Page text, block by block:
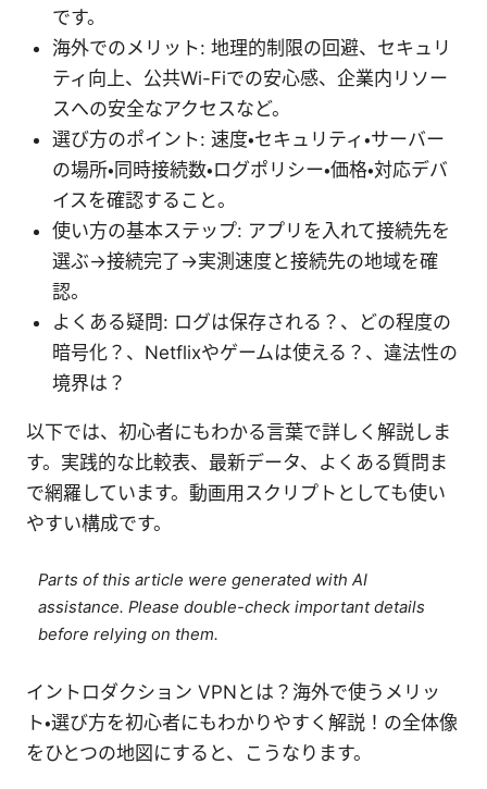
です。
海外でのメリット: 地理的制限の回避、セキュリ
ティ向上、公共Wi-Fiでの安心感、企業内リソー
スへの安全なアクセスなど。
選び方のポイント: 速度・セキュリティ・サーバー
の場所・同時接続数・ログポリシー・価格・対応デバ
イスを確認すること。
使い方の基本ステップ: アプリを入れて接続先を
選ぶ→接続完了→実測速度と接続先の地域を確
認。
よくある疑問: ログは保存される？、どの程度の
暗号化？、Netflixやゲームは使える？、違法性の
境界は？
以下では、初心者にもわかる言葉で詳しく解説しま
す。実践的な比較表、最新データ、よくある質問ま
で網羅しています。動画用スクリプトとしても使い
やすい構成です。
Parts of this article were generated with AI
assistance. Please double-check important details
before relying on them.
イントロダクション VPNとは？海外で使うメリッ
ト・選び方を初心者にもわかりやすく解説！の全体像
をひとつの地図にすると、こうなります。